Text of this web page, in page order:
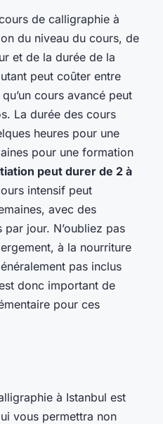
de calligraphie à
du niveau du cours, de
et de la durée de la
peut coûter entre
cours avancé peut
La durée des cours
heures pour une
pour une formation
peut durer de 2 à
intensif peut
avec des
jour. N’oubliez pas
à la nourriture
pas inclus
donc important de
pour ces
à Istanbul est
vous permettra non